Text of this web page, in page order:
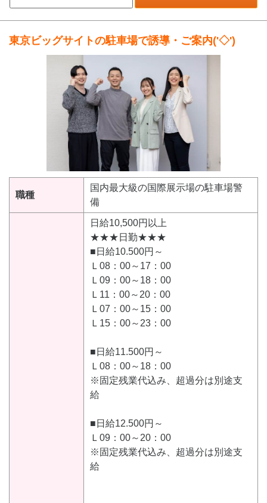
東京ビッグサイトの駐車場で誘導・ご案内('◇')ゞ
職種
国内最大級の国際展示場の駐車場警
備
日給10,500円以上
★★★日勤★★★
■日給10.500円～
Ｌ08：00～17：00
Ｌ09：00～18：00
Ｌ11：00～20：00
Ｌ07：00～15：00
Ｌ15：00～23：00
■日給11.500円～
Ｌ08：00～18：00
※固定残業代込み、超過分は別途支
給
■日給12.500円～
Ｌ09：00～20：00
※固定残業代込み、超過分は別途支
給